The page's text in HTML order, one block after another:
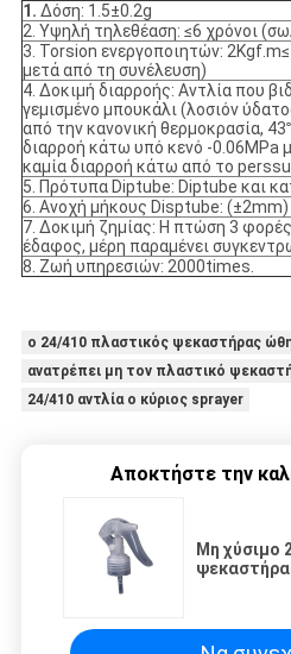
1. Δόση: 1.5±0.2g
2. Υψηλή τηλεθέαση: ≤6 χρόνοι
3. Torsion ενεργοποιητών:
μετά από τη συνέλευση)
4. Δοκιμή διαρροής: Αντλία που
γεμισμένο μπουκάλι (λοσιόν
από την κανονική θερμοκρασία,
διαρροή κάτω υπό κενό -0.06MPa
καμία διαρροή κάτω από το
5. Πρότυπα Diptube: Diptube και
6. Ανοχή μήκους Disptube: (±2mm)
7. Δοκιμή ζημίας: Η πτώση 3
έδαφος, μέρη παραμένει
8. Ζωή υπηρεσιών: 2000times.
ο 24/410 πλαστικός ψεκαστήρας
ανατρέπει μη τον πλαστικό
24/410 αντλία ο κύριος sprayer
Αποκτήστε την
Μη χύσιμο